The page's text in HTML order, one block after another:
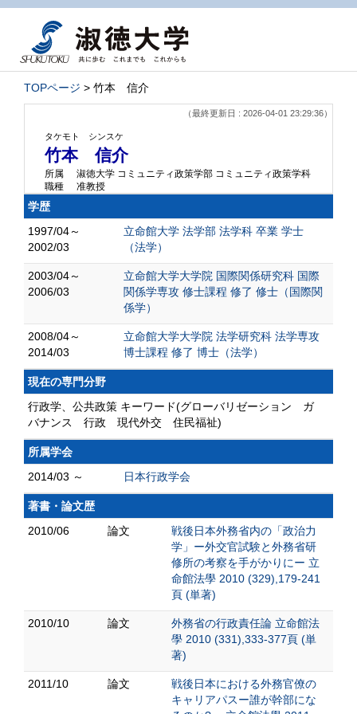
TOPページ > 竹本 信介
（最終更新日 : 2026-04-01 23:29:36）
タケモト シンスケ
竹本 信介
所属
淑徳大学 コミュニティ政策学部 コミュニティ政策学科
職種
准教授
学歴
1997/04～
2002/03
立命館大学 法学部 法学科 卒業 学士
（法学）
2003/04～
2006/03
立命館大学大学院 国際関係研究科 国際
関係学専攻 修士課程 修了 修士（国際関
係学）
2008/04～
2014/03
立命館大学大学院 法学研究科 法学専攻
博士課程 修了 博士（法学）
現在の専門分野
行政学、公共政策 キーワード(グローバリゼーション ガ
バナンス 行政 現代外交 住民福祉)
所属学会
2014/03 ～
日本行政学会
著書・論文歴
2010/06
論文
戦後日本外務省内の「政治力
学」ー外交官試験と外務省研
修所の考察を手がかりにー 立
命館法學 2010 (329),179-241
頁 (単著)
2010/10 論文
外務省の行政責任論 立命館法
學 2010 (331),333-377頁 (単
著)
2011/10 論文
戦後日本における外務官僚の
キャリアパスー誰が幹部にな